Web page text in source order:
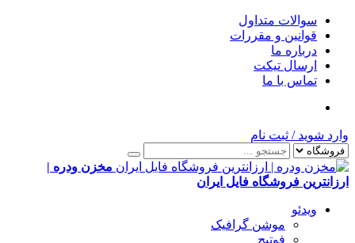
سوالات متداول
قوانین و مقررات
درباره ما
ارسال تیکت
تماس با ما
وارد شوید / ثبت نام
مخزن ودره |
ارزانترین فروشگاه فایل ایران
ویدئو
موشن گرافیک
فوتیج